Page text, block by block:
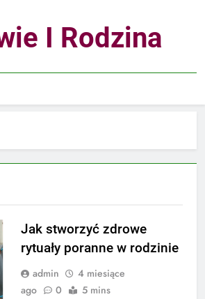
I Rodzina
Jak stworzyć zdrowe
rytuały poranne w rodzinie
admin
4 miesiące
ago
0 5 mins